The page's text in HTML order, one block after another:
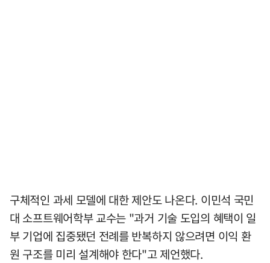
구체적인 과세 모델에 대한 제안도 나온다. 이민석 국민
대 소프트웨어학부 교수는 "과거 기술 도입의 혜택이 일
부 기업에 집중됐던 전례를 반복하지 않으려면 이익 환
원 구조를 미리 설계해야 한다"고 제언했다.